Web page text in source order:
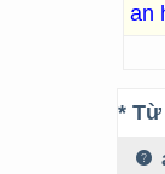
an
*